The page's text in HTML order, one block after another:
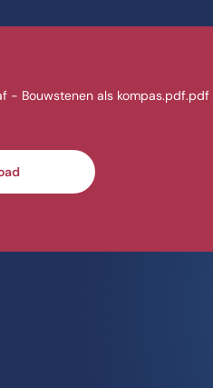
- Bouwstenen als kompas.pdf.pdf